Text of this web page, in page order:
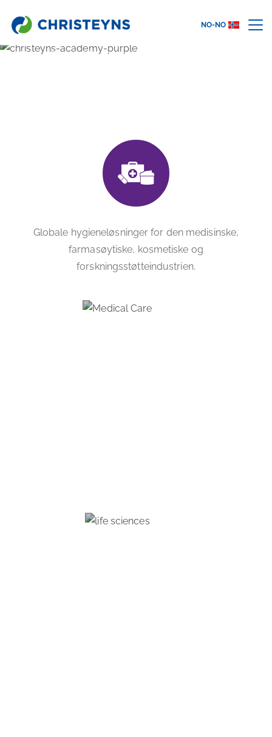
NO-NO
Hjem Våre Industrier Medisinsk Behandling og Biovitenskap
Globale hygieneløsninger for den medisinske,
farmasøytiske, kosmetiske og
forskningsstøtteindustrien.